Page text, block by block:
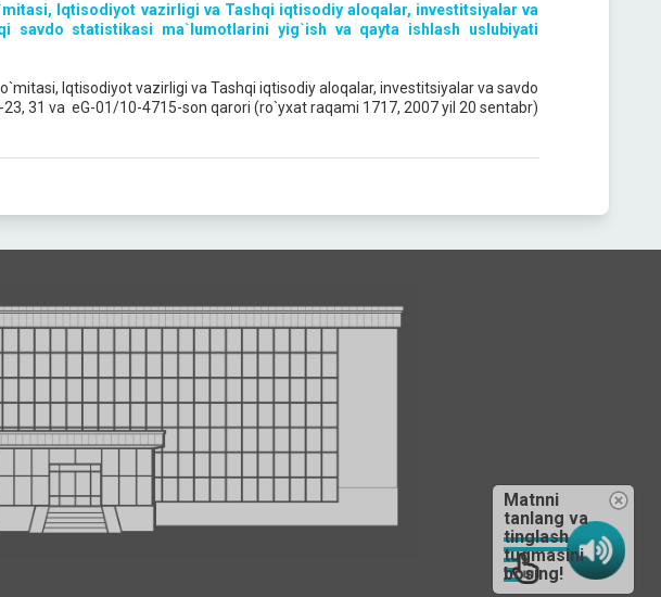
Iqtisodiyot vazirligi va Tashqi iqtisodiy aloqalar, investitsiyalar va
savdo statistikasi ma`lumotlarini yig`ish va qayta ishlash uslubiyati
Iqtisodiyot vazirligi va Tashqi iqtisodiy aloqalar, investitsiyalar va savdo
31 va eG-01/10-4715-son qarori (ro`yxat raqami 1717, 2007 yil 20 sentabr)
Matnni
tanlang va
tinglash
tugmasini
bosing!